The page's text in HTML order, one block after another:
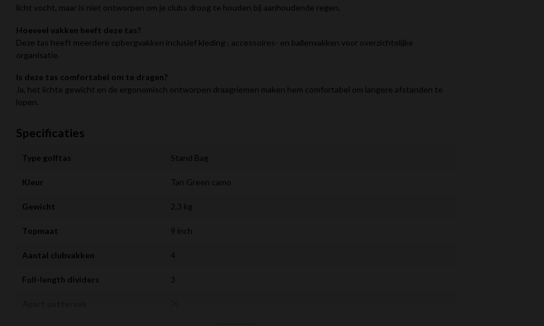
licht vocht, maar is niet ontworpen om je clubs droog te houden bij aanhoudende regen.
Hoeveel vakken heeft deze tas?
Deze tas heeft meerdere opbergvakken inclusief kleding-, accessoires- en ballenvakken voor overzichtelijke
organisatie.
Is deze tas comfortabel om te dragen?
Ja, het lichte gewicht en de ergonomisch ontworpen draagriemen maken hem comfortabel om langere afstanden te
lopen.
Specificaties
Type golftas Stand Bag
Kleur Tan Green camo
Gewicht 2,3 kg
Topmaat 9 inch
Aantal clubvakken 4
Full-length dividers 3